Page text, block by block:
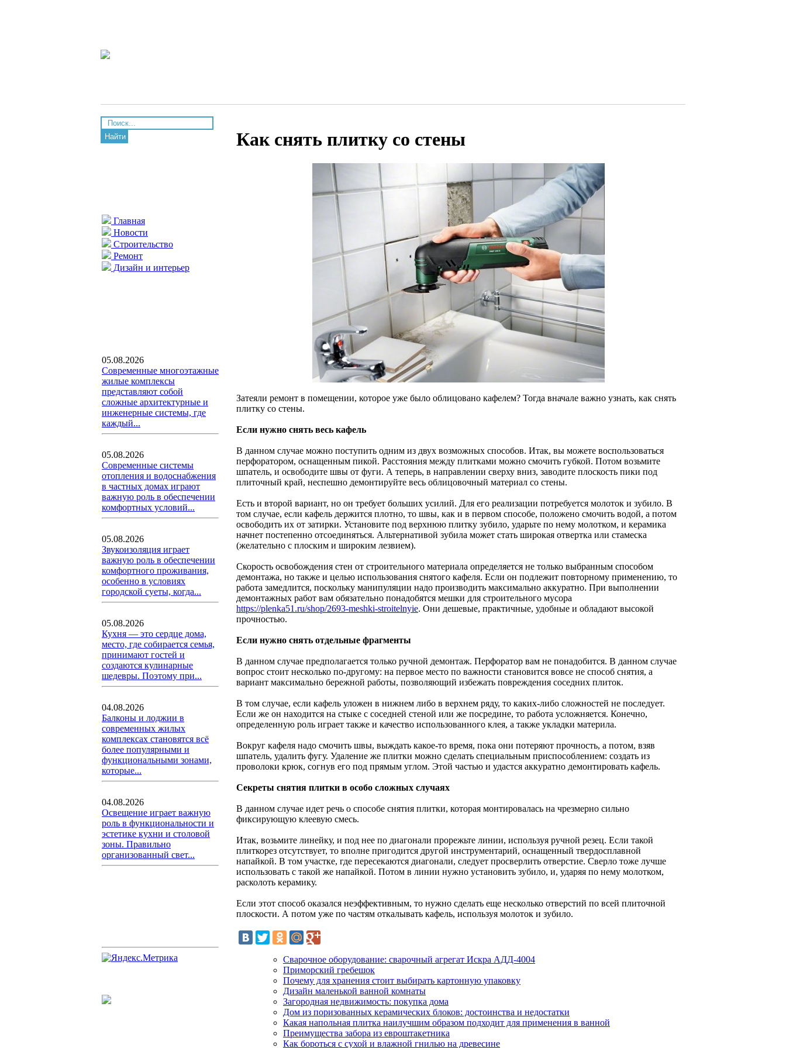
Найти
Главная
Новости
Строительство
Ремонт
Дизайн и интерьер
05.08.2026
Современные многоэтажные
жилые комплексы
представляют собой
сложные архитектурные и
инженерные системы, где
каждый...
05.08.2026
Современные системы
отопления и водоснабжения
в частных домах играют
важную роль в обеспечении
комфортных условий...
05.08.2026
Звукоизоляция играет
важную роль в обеспечении
комфортного проживания,
особенно в условиях
городской суеты, когда...
05.08.2026
Кухня — это сердце дома,
место, где собирается семья,
принимают гостей и
создаются кулинарные
шедевры. Поэтому при...
04.08.2026
Балконы и лоджии в
современных жилых
комплексах становятся всё
более популярными и
функциональными зонами,
которые...
04.08.2026
Освещение играет важную
роль в функциональности и
эстетике кухни и столовой
зоны. Правильно
организованный свет...
Как снять плитку со стены
Затеяли ремонт в помещении, которое уже было облицовано кафелем? Тогда вначале важно узнать, как снять
плитку со стены.
Если нужно снять весь кафель
В данном случае можно поступить одним из двух возможных способов. Итак, вы можете воспользоваться
перфоратором, оснащенным пикой. Расстояния между плитками можно смочить губкой. Потом возьмите
шпатель, и освободите швы от фуги. А теперь, в направлении сверху вниз, заводите плоскость пики под
плиточный край, неспешно демонтируйте весь облицовочный материал со стены.
Есть и второй вариант, но он требует больших усилий. Для его реализации потребуется молоток и зубило. В
том случае, если кафель держится плотно, то швы, как и в первом способе, положено смочить водой, а потом
освободить их от затирки. Установите под верхнюю плитку зубило, ударьте по нему молотком, и керамика
начнет постепенно отсоединяться. Альтернативой зубила может стать широкая отвертка или стамеска
(желательно с плоским и широким лезвием).
Скорость освобождения стен от строительного материала определяется не только выбранным способом
демонтажа, но также и целью использования снятого кафеля. Если он подлежит повторному применению, то
работа замедлится, поскольку манипуляции надо производить максимально аккуратно. При выполнении
демонтажных работ вам обязательно понадобятся мешки для строительного мусора
https://plenka51.ru/shop/2693-meshki-stroitelnyie. Они дешевые, практичные, удобные и обладают высокой
прочностью.
Если нужно снять отдельные фрагменты
В данном случае предполагается только ручной демонтаж. Перфоратор вам не понадобится. В данном случае
вопрос стоит несколько по-другому: на первое место по важности становится вовсе не способ снятия, а
вариант максимально бережной работы, позволяющий избежать повреждения соседних плиток.
В том случае, если кафель уложен в нижнем либо в верхнем ряду, то каких-либо сложностей не последует.
Если же он находится на стыке с соседней стеной или же посредине, то работа усложняется. Конечно,
определенную роль играет также и качество использованного клея, а также укладки материла.
Вокруг кафеля надо смочить швы, выждать какое-то время, пока они потеряют прочность, а потом, взяв
шпатель, удалить фугу. Удаление же плитки можно сделать специальным приспособлением: создать из
проволоки крюк, согнув его под прямым углом. Этой частью и удастся аккуратно демонтировать кафель.
Секреты снятия плитки в особо сложных случаях
В данном случае идет речь о способе снятия плитки, которая монтировалась на чрезмерно сильно
фиксирующую клеевую смесь.
Итак, возьмите линейку, и под нее по диагонали прорежьте линии, используя ручной резец. Если такой
плиткорез отсутствует, то вполне пригодится другой инструментарий, оснащенный твердосплавной
напайкой. В том участке, где пересекаются диагонали, следует просверлить отверстие. Сверло тоже лучше
использовать с такой же напайкой. Потом в линии нужно установить зубило, и, ударяя по нему молотком,
расколоть керамику.
Если этот способ оказался неэффективным, то нужно сделать еще несколько отверстий по всей плиточной
плоскости. А потом уже по частям откалывать кафель, используя молоток и зубило.
Сварочное оборудование: сварочный агрегат Искра АДД-4004
Приморский гребешок
Почему для хранения стоит выбирать картонную упаковку
Дизайн маленькой ванной комнаты
Загородная недвижимость: покупка дома
Дом из поризованных керамических блоков: достоинства и недостатки
Какая напольная плитка наилучшим образом подходит для применения в ванной
Преимущества забора из евроштакетника
Как бороться с сухой и влажной гнилью на древесине